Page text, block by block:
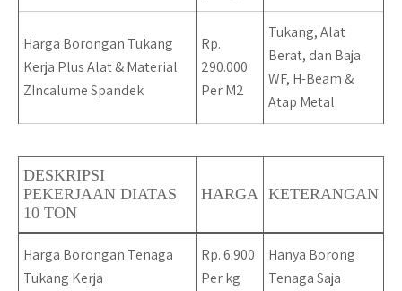
Harga Borongan Tukang
Kerja Plus Alat & Material
ZIncalume Spandek
Rp.
290.000
Per M2
Tukang, Alat
Berat, dan Baja
WF, H-Beam &
Atap Metal
DESKRIPSI
PEKERJAAN DIATAS
10 TON
HARGA KETERANGAN
Harga Borongan Tenaga
Tukang Kerja
Rp. 6.900
Per kg
Hanya Borong
Tenaga Saja